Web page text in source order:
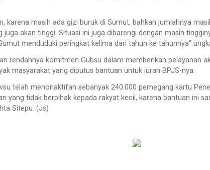
karena masih ada gizi buruk di Sumut, bahkan jumlahnya
akan tinggi. Situasi ini juga dibarengi dengan masih
menduduki peringkat kelima dari tahun ke tahunnya”
rendahnya komitmen Gubsu dalam memberikan pelayanan
masyarakat yang diputus bantuan untuk iuran BPJS-nya.
telah menonaktifan sebanyak 240.000 pemegang kartu
yang tidak berpihak kepada rakyat kecil, karena bantuan ini
Sitepu. (Js)